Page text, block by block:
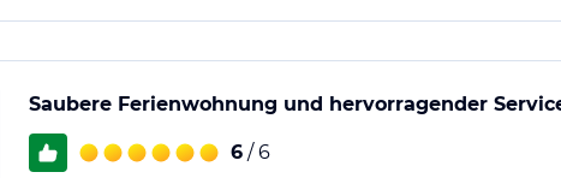
Saubere Ferienwohnung und hervorragender
6 / 6